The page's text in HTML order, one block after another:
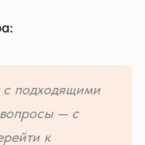
с подходящими
— с
к